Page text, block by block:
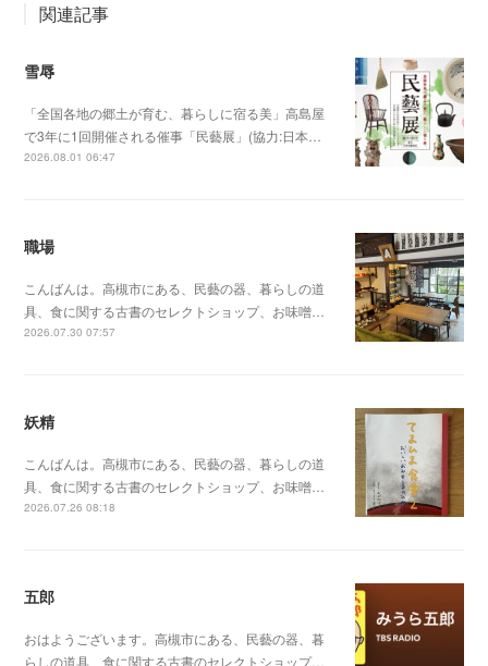
関連記事
雪辱
「全国各地の郷土が育む、暮らしに宿る美」高島屋
で3年に1回開催される催事「民藝展」(協力:日本…
2026.08.01 06:47
職場
こんばんは。高槻市にある、民藝の器、暮らしの道
具、食に関する古書のセレクトショップ、お味噌…
2026.07.30 07:57
妖精
こんばんは。高槻市にある、民藝の器、暮らしの道
具、食に関する古書のセレクトショップ、お味噌…
2026.07.26 08:18
五郎
おはようございます。高槻市にある、民藝の器、暮
らしの道具、食に関する古書のセレクトショップ…